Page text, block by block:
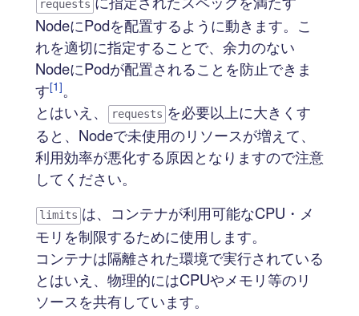
requests
NodeにPodを配置するように動きます。こ
れを適切に指定することで、余力のない
NodeにPodが配置されることを防止できま
す[1]。
とはいえ、
requests を必要以上に大きくす
ると、Nodeで未使用のリソースが増えて、
利用効率が悪化する原因となりますので注意
してください。
limits は、コンテナが利用可能なCPU・メ
モリを制限するために使用します。
コンテナは隔離された環境で実行されている
とはいえ、物理的にはCPUやメモリ等のリ
ソースを共有しています。